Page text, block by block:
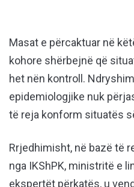
Masat e përcaktuar në
kohore shërbejnë që
het nën kontroll.
epidemiologjike nuk
të reja konform situatës
Rrjedhimisht, në bazë të
nga IKShPK, ministritë e
ekspertët përkatës, u